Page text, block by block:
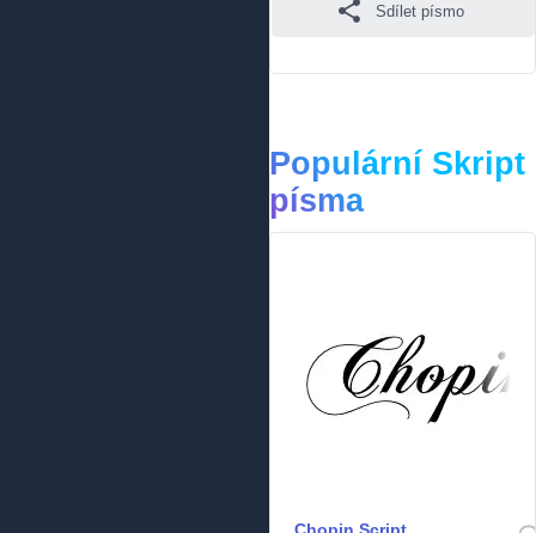
Sdílet písmo
Populární Skript
písma